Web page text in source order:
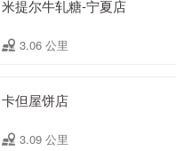
米提尔牛轧糖-宁夏店
3.06 公里
卡但屋饼店
3.09 公里